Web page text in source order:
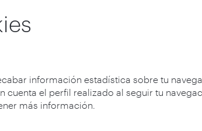
información estadística sobre tu
cuenta el perfil realizado al seguir tu
más información.